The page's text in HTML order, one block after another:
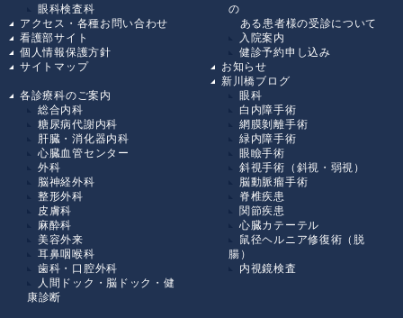
眼科検査科
アクセス・各種お問い合わせ
看護部サイト
個人情報保護方針
サイトマップ
の
ある患者様の受診について
入院案内
健診予約申し込み
お知らせ
新川橋ブログ
各診療科のご案内
総合内科
糖尿病代謝内科
肝臓・消化器内科
心臓血管センター
外科
脳神経外科
整形外科
皮膚科
麻酔科
美容外来
耳鼻咽喉科
歯科・口腔外科
人間ドック・脳ドック・健
康診断
眼科
白内障手術
網膜剝離手術
緑内障手術
眼瞼手術
斜視手術（斜視・弱視）
脳動脈瘤手術
脊椎疾患
関節疾患
心臓カテーテル
鼠径ヘルニア修復術（脱
腸）
内視鏡検査